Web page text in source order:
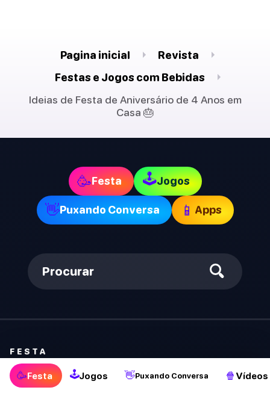
🥳Festa 🕹Jogos 👋Puxando Conversa 🍿 Vídeos
Pagina inicial
Revista
Festas e Jogos com Bebidas
Ideias de Festa de Aniversário de 4 Anos em
Casa 🎂
🥳Festa 🕹Jogos
👋Puxando Conversa 📱 Apps
Procurar
FESTA
Verdade ou Desafio